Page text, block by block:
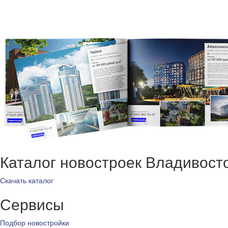
Каталог новостроек
Скачать каталог
Сервисы
Подбор новостройки